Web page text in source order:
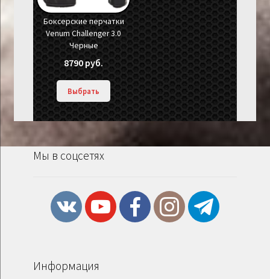
Боксерские перчатки
Venum Challenger 3.0
Черные
8790 руб.
Выбрать
Мы в соцсетях
Информация